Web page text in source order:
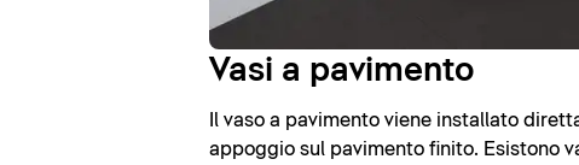
Vasi a pavimento
Il vaso a pavimento viene installato
appoggio sul pavimento finito. Esistono